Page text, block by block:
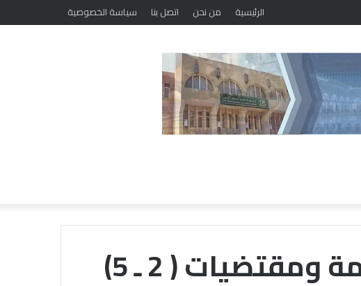
الرئيسية من نحن اتصل بنا سياسة الخصوصية
( 2 ـ 5)